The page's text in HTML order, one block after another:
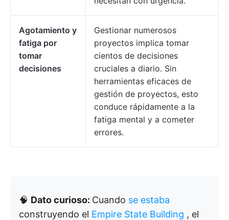
Agotamiento y
fatiga por
tomar
decisiones
Gestionar numerosos
proyectos implica tomar
cientos de decisiones
cruciales a diario. Sin
herramientas eficaces de
gestión de proyectos, esto
conduce rápidamente a la
fatiga mental y a cometer
errores.
🧠 Dato curioso: Cuando se estaba
construyendo el Empire State Building , el